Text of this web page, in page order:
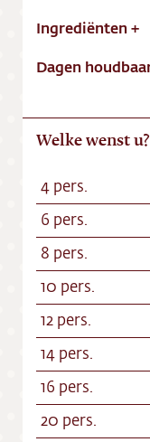
Ingrediënten +
Dagen
Welke wenst u?
4 pers.
6 pers.
8 pers.
10 pers.
12 pers.
14 pers.
16 pers.
20 pers.